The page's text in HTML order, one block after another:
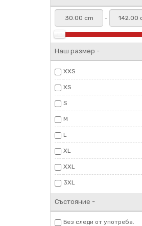
-
Наш размер -
XXS
XS
S
M
L
XL
XXL
3XL
Състояние -
Без следи от употреба.